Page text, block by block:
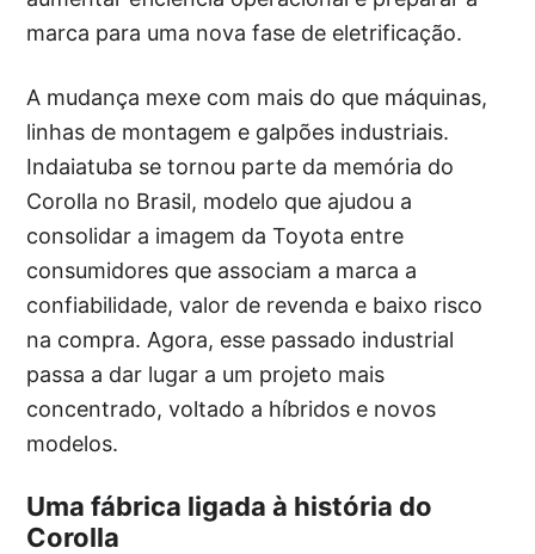
marca para uma nova fase de eletrificação.
A mudança mexe com mais do que máquinas,
linhas de montagem e galpões industriais.
Indaiatuba se tornou parte da memória do
Corolla no Brasil, modelo que ajudou a
consolidar a imagem da Toyota entre
consumidores que associam a marca a
confiabilidade, valor de revenda e baixo risco
na compra. Agora, esse passado industrial
passa a dar lugar a um projeto mais
concentrado, voltado a híbridos e novos
modelos.
Uma fábrica ligada à história do
Corolla